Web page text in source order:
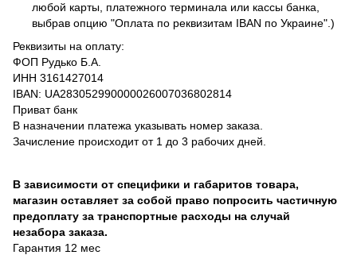
любой карты, платежного терминала или кассы банка,
выбрав опцию "Оплата по реквизитам IBAN по Украине".)
Реквизиты на оплату:
ФОП Рудько Б.А.
ИНН 3161427014
IBAN: UA283052990000026007036802814
Приват банк
В назначении платежа указывать номер заказа.
Зачисление происходит от 1 до 3 рабочих дней.
В зависимости от специфики и габаритов товара,
магазин оставляет за собой право попросить частичную
предоплату за транспортные расходы на случай
незабора заказа.
Гарантия 12 мес